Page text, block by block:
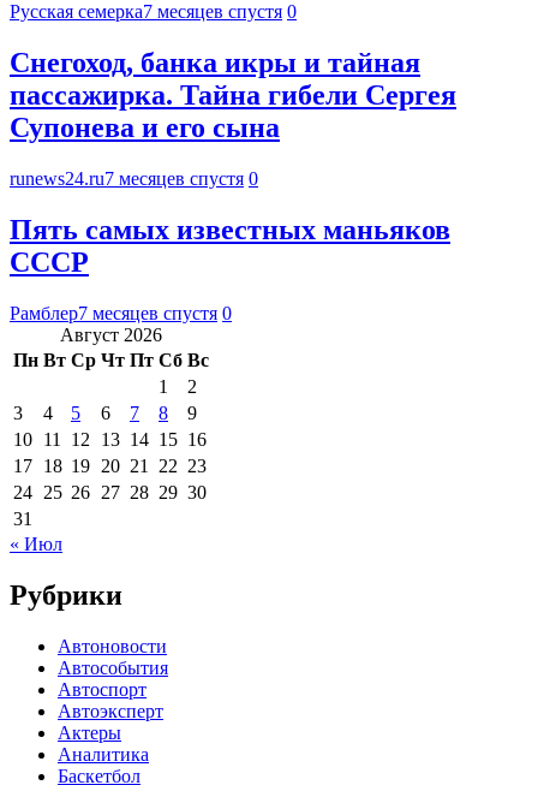
Русская семерка7 месяцев спустя 0
Снегоход, банка икры и тайная
пассажирка. Тайна гибели Сергея
Супонева и его сына
runews24.ru7 месяцев спустя 0
Пять самых известных маньяков
СССР
Рамблер7 месяцев спустя 0
Август 2026
Пн Вт Ср Чт Пт Сб Вс
1
2
3
4 5 6 7 8
9
10 11 12 13 14 15 16
17 18 19 20 21 22 23
24 25 26 27 28 29 30
31
« Июл
Рубрики
Автоновости
Автособытия
Автоспорт
Автоэксперт
Актеры
Аналитика
Баскетбол